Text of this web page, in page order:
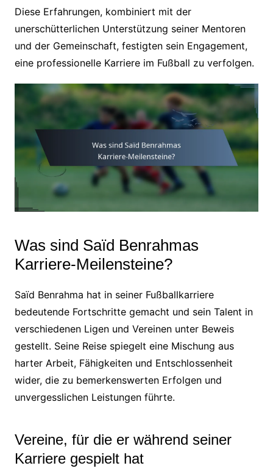
Diese Erfahrungen, kombiniert mit der
unerschütterlichen Unterstützung seiner Mentoren
und der Gemeinschaft, festigten sein Engagement,
eine professionelle Karriere im Fußball zu verfolgen.
Was sind Saïd Benrahmas
Karriere-Meilensteine?
Saïd Benrahma hat in seiner Fußballkarriere
bedeutende Fortschritte gemacht und sein Talent in
verschiedenen Ligen und Vereinen unter Beweis
gestellt. Seine Reise spiegelt eine Mischung aus
harter Arbeit, Fähigkeiten und Entschlossenheit
wider, die zu bemerkenswerten Erfolgen und
unvergesslichen Leistungen führte.
Vereine, für die er während seiner
Karriere gespielt hat